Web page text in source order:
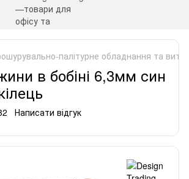
палітурне обладнання та
в бобіні 6,3мм син
Написати відгук